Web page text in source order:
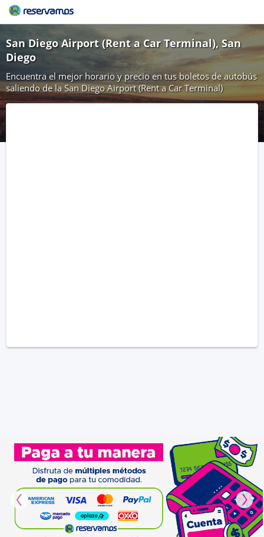
San Diego Airport (Rent a Car Terminal), San
Diego
Encuentra el mejor horario y precio en tus boletos de autobús
saliendo de la San Diego Airport (Rent a Car Terminal)